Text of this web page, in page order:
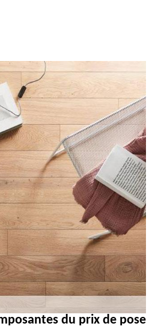
du prix de pose